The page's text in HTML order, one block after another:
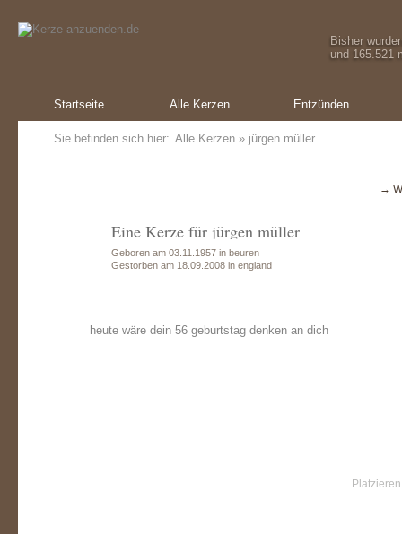
Bisher
und 165.521
Startseite Alle Kerzen Entzünden
Sie befinden sich hier: Alle Kerzen » jürgen müller
→
Eine Kerze für jürgen müller
Geboren am 03.11.1957 in beuren
Gestorben am 18.09.2008 in england
heute wäre dein 56 geburtstag denken an dich